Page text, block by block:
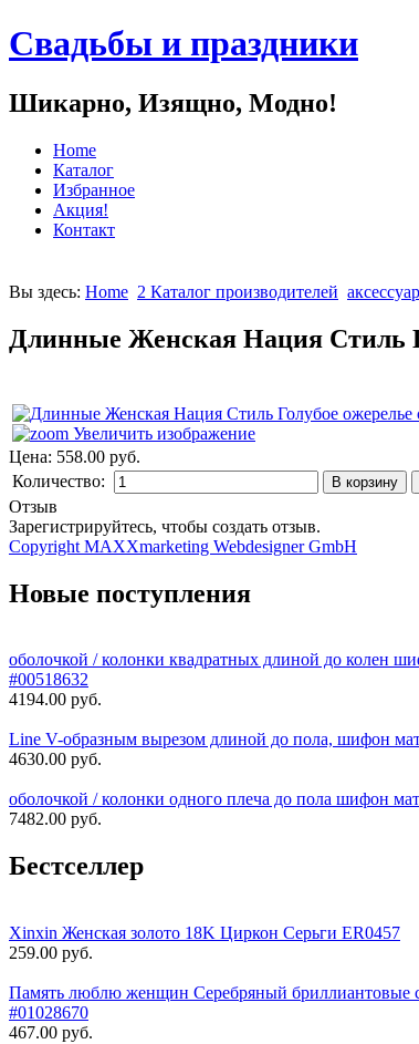
Свадьбы и праздники
Шикарно, Изящно, Модно!
Home
Каталог
Избранное
Акция!
Контакт
Вы здесь: Home 2 Каталог производителей
Длинные Женская Нация Стиль
Увеличить изображение
Цена: 558.00 руб.
Количество:
Отзыв
Зарегистрируйтесь, чтобы создать отзыв.
Copyright MAXXmarketing Webdesigner GmbH
Новые поступления
оболочкой / колонки квадратных длиной до колен
#00518632
4194.00 руб.
Line V-образным вырезом длиной до пола, шифон
4630.00 руб.
оболочкой / колонки одного плеча до пола шифон
7482.00 руб.
Бестселлер
Xinxin Женская золото 18K Циркон Серьги ER0457
259.00 руб.
Память люблю женщин Серебряный бриллиантовые
#01028670
467.00 руб.